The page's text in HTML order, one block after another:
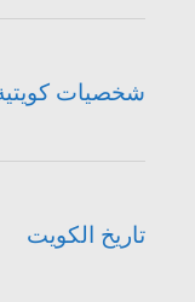
شخصيات
تاريخ الكويت